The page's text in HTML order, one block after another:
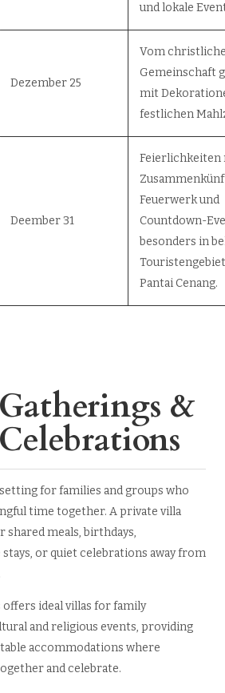
und lokale
Dezember 25
Vom
Gemeinschaft
mit
festlichen
Deember 31
Feierlichkeiten
Feuerwerk und
Countdown-
besonders in
Pantai Cenang.
&
for families and groups who
time together. A private villa
shared meals, birthdays,
or quiet celebrations away from
offers ideal villas for family
and religious events, providing
accommodations where
and celebrate.